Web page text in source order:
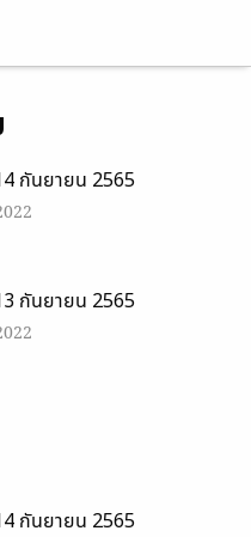
กันยายน 2565
กันยายน 2565
กันยายน 2565